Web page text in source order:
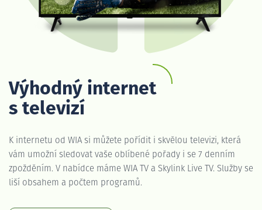
Výhodný internet
s televizí
K internetu od WIA si můžete pořídit i skvělou televizi, která
vám umožní sledovat vaše oblíbené pořady i se 7 denním
zpožděním. V nabídce máme WIA TV a Skylink Live TV. Služby se
liší obsahem a počtem programů.